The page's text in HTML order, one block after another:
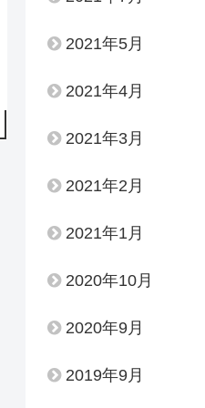
2021年5月
2021年4月
2021年3月
2021年2月
2021年1月
2020年10月
2020年9月
2019年9月